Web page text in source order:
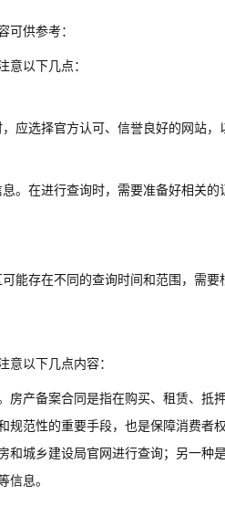
供参考：
以下几点：
应选择官方认可、信誉良好的网站，
。在进行查询时，需要准备好相关
能存在不同的查询时间和范围，需要
以下几点内容：
房产备案合同是指在购买、租赁、抵
规范性的重要手段，也是保障消费者
和城乡建设局官网进行查询；另一种
息。